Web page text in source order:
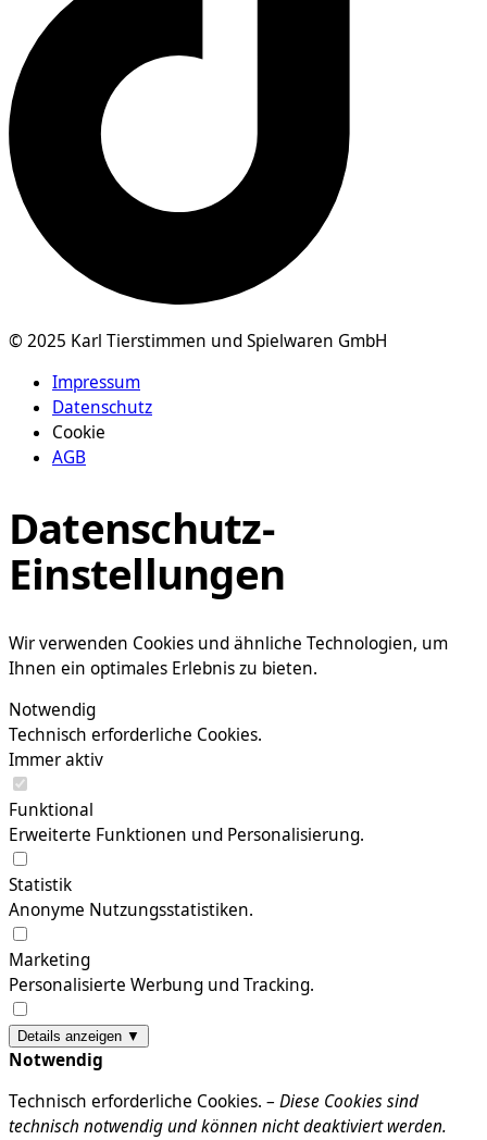
© 2025 Karl Tierstimmen und Spielwaren GmbH
Impressum
Datenschutz
Cookie
AGB
Datenschutz-
Einstellungen
Wir verwenden Cookies und ähnliche Technologien, um
Ihnen ein optimales Erlebnis zu bieten.
Notwendig
Technisch erforderliche Cookies.
Immer aktiv
Funktional
Erweiterte Funktionen und Personalisierung.
Statistik
Anonyme Nutzungsstatistiken.
Marketing
Personalisierte Werbung und Tracking.
Details anzeigen ▼
Notwendig
Technisch erforderliche Cookies. – Diese Cookies sind
technisch notwendig und können nicht deaktiviert werden.